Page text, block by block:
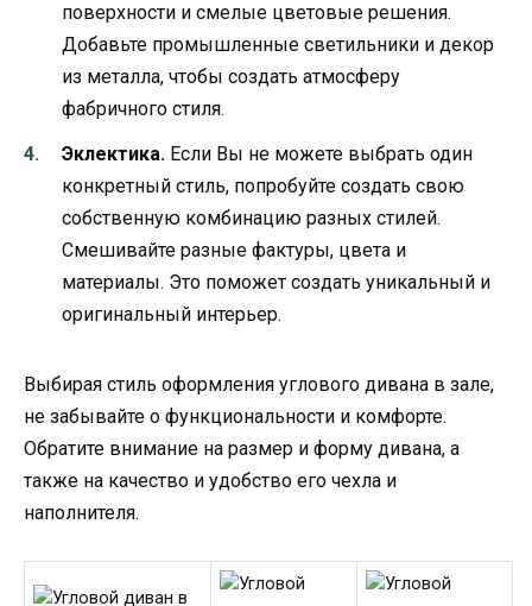
поверхности и смелые цветовые решения.
Добавьте промышленные светильники и декор
из металла, чтобы создать атмосферу
фабричного стиля.
Эклектика. Если Вы не можете выбрать один
конкретный стиль, попробуйте создать свою
собственную комбинацию разных стилей.
Смешивайте разные фактуры, цвета и
материалы. Это поможет создать уникальный и
оригинальный интерьер.
Выбирая стиль оформления углового дивана в зале,
не забывайте о функциональности и комфорте.
Обратите внимание на размер и форму дивана, а
также на качество и удобство его чехла и
наполнителя.